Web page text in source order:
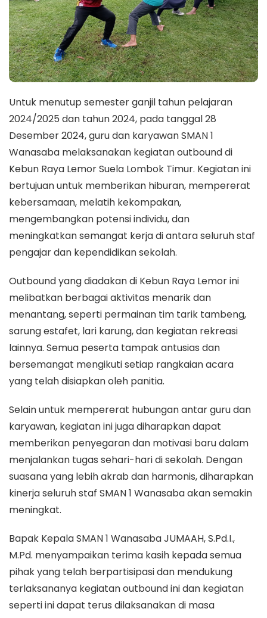
Untuk menutup semester ganjil tahun pelajaran
2024/2025 dan tahun 2024, pada tanggal 28
Desember 2024, guru dan karyawan SMAN 1
Wanasaba melaksanakan kegiatan outbound di
Kebun Raya Lemor Suela Lombok Timur. Kegiatan ini
bertujuan untuk memberikan hiburan, mempererat
kebersamaan, melatih kekompakan,
mengembangkan potensi individu, dan
meningkatkan semangat kerja di antara seluruh staf
pengajar dan kependidikan sekolah.
Outbound yang diadakan di Kebun Raya Lemor ini
melibatkan berbagai aktivitas menarik dan
menantang, seperti permainan tim tarik tambeng,
sarung estafet, lari karung, dan kegiatan rekreasi
lainnya. Semua peserta tampak antusias dan
bersemangat mengikuti setiap rangkaian acara
yang telah disiapkan oleh panitia.
Selain untuk mempererat hubungan antar guru dan
karyawan, kegiatan ini juga diharapkan dapat
memberikan penyegaran dan motivasi baru dalam
menjalankan tugas sehari-hari di sekolah. Dengan
suasana yang lebih akrab dan harmonis, diharapkan
kinerja seluruh staf SMAN 1 Wanasaba akan semakin
meningkat.
Bapak Kepala SMAN 1 Wanasaba JUMAAH, S.Pd.I.,
M.Pd. menyampaikan terima kasih kepada semua
pihak yang telah berpartisipasi dan mendukung
terlaksananya kegiatan outbound ini dan kegiatan
seperti ini dapat terus dilaksanakan di masa